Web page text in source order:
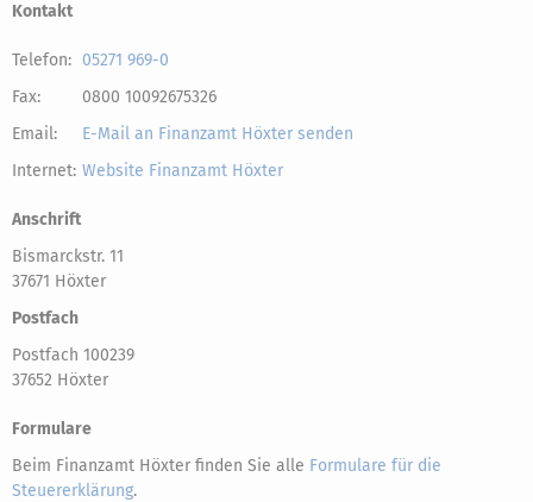
Kontakt
Telefon: 05271 969-0
Fax:
0800 10092675326
Email:
E-Mail an Finanzamt Höxter senden
Internet: Website Finanzamt Höxter
Anschrift
Bismarckstr. 11
37671 Höxter
Postfach
Postfach 100239
37652 Höxter
Formulare
Beim Finanzamt Höxter finden Sie alle Formulare für die
Steuererklärung.